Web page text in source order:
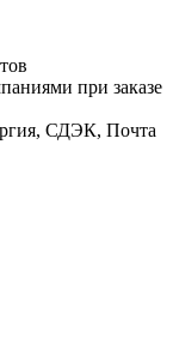
при заказе
СДЭК, Почта